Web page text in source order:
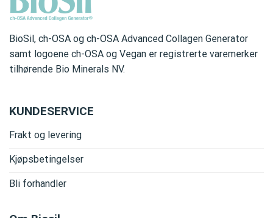
BioSil, ch-OSA og ch-OSA Advanced Collagen Generator
samt logoene ch-OSA og Vegan er registrerte varemerker
tilhørende Bio Minerals NV.
KUNDESERVICE
Frakt og levering
Kjøpsbetingelser
Bli forhandler